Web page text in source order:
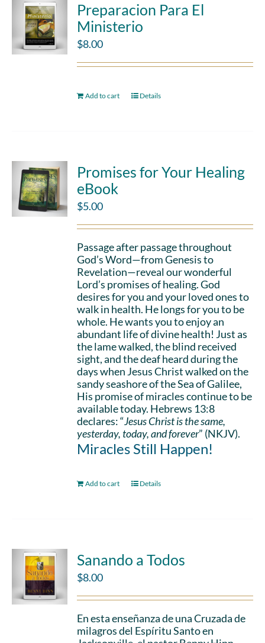
Preparacion Para El
Ministerio
$8.00
Add to cart Details
Promises for Your Healing
eBook
$5.00
Passage after passage throughout
God’s Word—from Genesis to
Revelation—reveal our wonderful
Lord’s promises of healing. God
desires for you and your loved ones to
walk in health. He longs for you to be
whole. He wants you to enjoy an
abundant life of divine health! Just as
the lame walked, the blind received
sight, and the deaf heard during the
days when Jesus Christ walked on the
sandy seashore of the Sea of Galilee,
His promise of miracles continue to be
available today. Hebrews 13:8
declares: “Jesus Christ is the same,
yesterday, today, and forever” (NKJV).
Miracles Still Happen!
Add to cart Details
Sanando a Todos
$8.00
En esta enseñanza de una Cruzada de
milagros del Espíritu Santo en